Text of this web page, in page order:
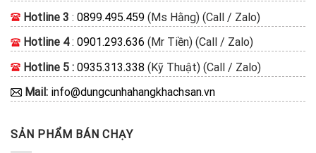
Hotline 3 : 0899.495.459 (Ms Hằng) (Call / Zalo)
Hotline 4: 0901.293.636 (Mr Tiền) (Call / Zalo)
Hotline 5 : 0935.313.338 (Kỹ Thuật) (Call / Zalo)
Mail: info@dungcunhahangkhachsan.vn
SẢN PHẨM BÁN CHẠY